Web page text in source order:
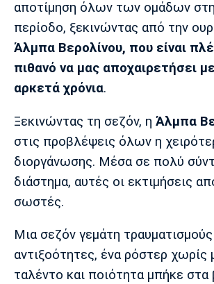
Μάντσεστερ
Γιουνάιτεντ
Τσέλσι
Λίβερπουλ
Σίτι
αποτίμηση όλων των ομάδων
περίοδο, ξεκινώντας από την
Άλμπα Βερολίνου, που είναι
πιθανό να μας αποχαιρετήσει
αρκετά χρόνια.
Ξεκινώντας τη σεζόν, η Άλμπα
στις προβλέψεις όλων η
διοργάνωσης. Μέσα σε πολύ
διάστημα, αυτές οι εκτιμήσεις
σωστές.
Μια σεζόν γεμάτη τραυματισμούς
αντιξοότητες, ένα ρόστερ χωρίς
ταλέντο και ποιότητα μπήκε στα